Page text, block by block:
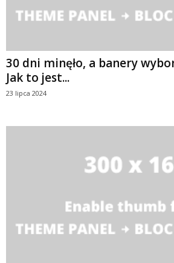
30 dni minęło, a banery
Jak to jest...
23 lipca 2024